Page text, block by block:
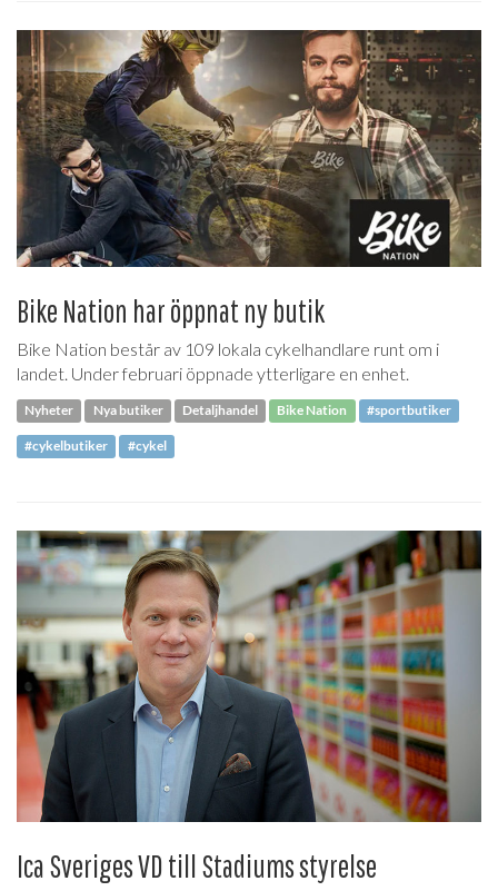
Bike Nation har öppnat ny butik
Bike Nation består av 109 lokala cykelhandlare runt om i
landet. Under februari öppnade ytterligare en enhet.
Nyheter Nya butiker Detaljhandel Bike Nation #sportbutiker
#cykelbutiker #cykel
Ica Sveriges VD till Stadiums styrelse